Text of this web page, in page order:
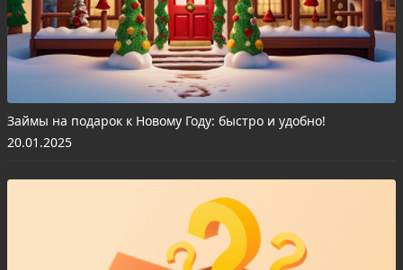
Займы на подарок к Новому Году: быстро и удобно!
20.01.2025